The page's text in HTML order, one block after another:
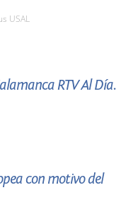
USAL
RTV Al Día.
con motivo del